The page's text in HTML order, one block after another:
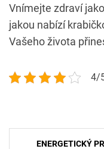
Vnímejte zdraví
jakou nabízí
Vašeho života
4/
Navigace
ENERGETICKÝ